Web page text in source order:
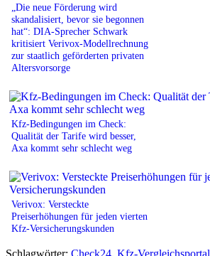
„Die neue Förderung wird
skandalisiert, bevor sie begonnen
hat“: DIA-Sprecher Schwark
kritisiert Verivox-Modellrechnung
zur staatlich geförderten privaten
Altersvorsorge
Kfz-Bedingungen im Check:
Qualität der Tarife wird besser,
Axa kommt sehr schlecht weg
Verivox: Versteckte
Preiserhöhungen für jeden vierten
Kfz-Versicherungskunden
Schlagwörter: Check24, Kfz-Vergleichsportal